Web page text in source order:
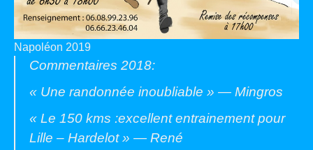
Napoléon 2019
Commentaires 2018:
« Une randonnée inoubliable » — Mingros
« Le 150 kms :excellent entrainement pour
Lille – Hardelot » — René